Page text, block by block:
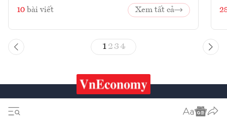
10 bài viết Xem tất cả
1 23 4
Tiêu & Dùng